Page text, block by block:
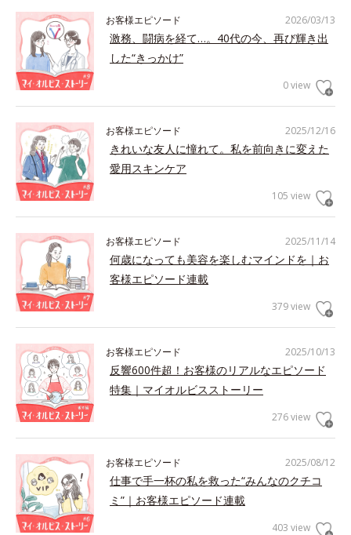
2026/03/13
お客様エピソード
激務、闘病を経て…。40代の今、再び輝き出
した“きっかけ”
0 view
2025/12/16
お客様エピソード
きれいな友人に憧れて。私を前向きに変えた
愛用スキンケア
105 view
2025/11/14
お客様エピソード
何歳になっても美容を楽しむマインドを｜お
客様エピソード連載
379 view
2025/10/13
お客様エピソード
反響600件超！お客様のリアルなエピソード
特集｜マイオルビスストーリー
276 view
2025/08/12
お客様エピソード
仕事で手一杯の私を救った“みんなのクチコ
ミ”｜お客様エピソード連載
403 view